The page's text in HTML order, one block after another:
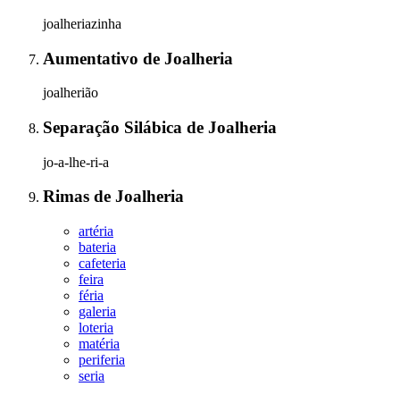
joalheriazinha
Aumentativo de Joalheria
joalherião
Separação Silábica de Joalheria
jo-a-lhe-ri-a
Rimas de Joalheria
artéria
bateria
cafeteria
feira
féria
galeria
loteria
matéria
periferia
seria